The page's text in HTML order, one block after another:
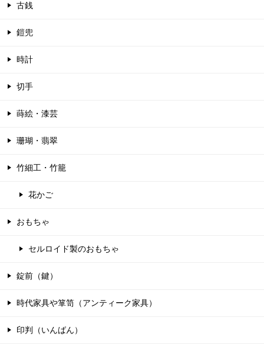
古銭
鎧兜
時計
切手
蒔絵・漆芸
珊瑚・翡翠
竹細工・竹籠
花かご
おもちゃ
セルロイド製のおもちゃ
錠前（鍵）
時代家具や箪笥（アンティーク家具）
印判（いんばん）